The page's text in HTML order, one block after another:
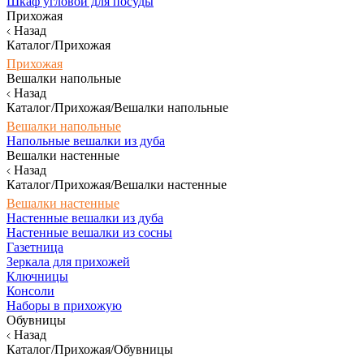
Прихожая
Назад
Каталог/Прихожая
Прихожая
Вешалки напольные
Назад
Каталог/Прихожая/Вешалки напольные
Вешалки напольные
Напольные вешалки из дуба
Вешалки настенные
Назад
Каталог/Прихожая/Вешалки настенные
Вешалки настенные
Настенные вешалки из дуба
Настенные вешалки из сосны
Газетница
Зеркала для прихожей
Ключницы
Консоли
Наборы в прихожую
Обувницы
Назад
Каталог/Прихожая/Обувницы